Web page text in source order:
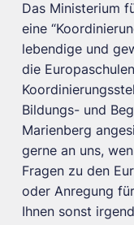
Das Ministerium
eine
lebendige und
die
Bildungs- und
Marienberg
gerne an uns,
Fragen zu den
oder Anregung
Ihnen sonst